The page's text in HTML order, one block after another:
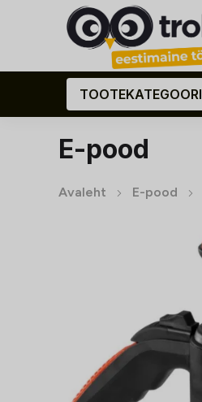
E-pood
Avaleht E-pood